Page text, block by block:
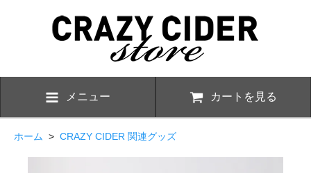
メニュー カートを見る
ホーム > CRAZY CIDER 関連グッズ